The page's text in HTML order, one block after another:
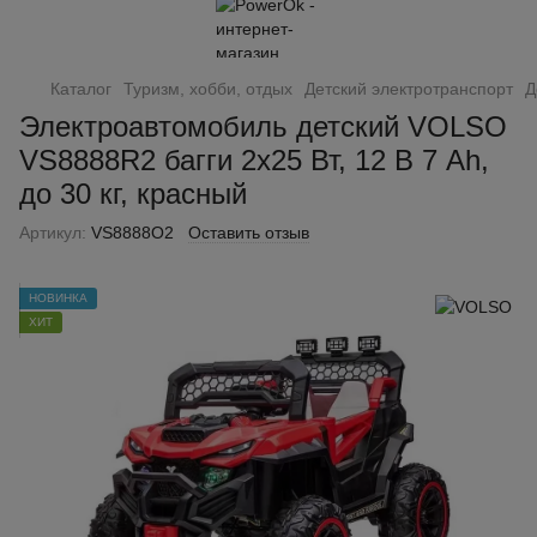
Каталог Туризм, хобби, отдых Детский электротранспорт
Электроавтомобиль детский VOLSO
VS8888R2 багги 2х25 Вт, 12 В 7 Ah,
до 30 кг, красный
Артикул: VS8888O2 Оставить отзыв
НОВИНКА
ХИТ